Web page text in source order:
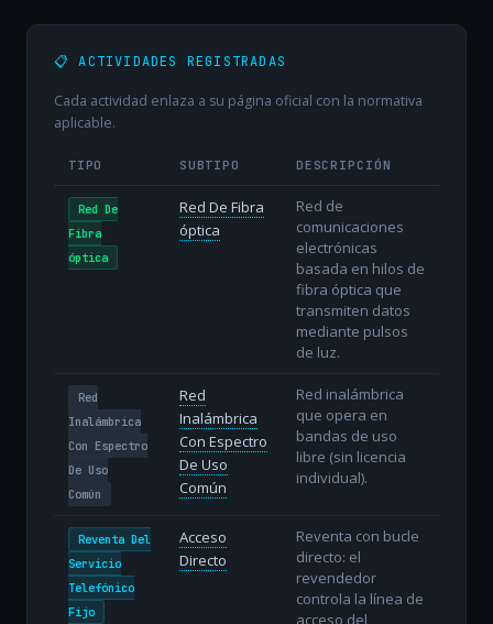
📋 ACTIVIDADES REGISTRADAS
Cada actividad enlaza a su página oficial con la normativa
aplicable.
TIPO SUBTIPO DESCRIPCIÓN
Red De
Fibra
óptica
Red De Fibra
óptica
Red de
comunicaciones
electrónicas
basada en hilos de
fibra óptica que
transmiten datos
mediante pulsos
de luz.
Red
Inalámbrica
Con Espectro
De Uso
Común
Red
Inalámbrica
Con Espectro
De Uso
Común
Red inalámbrica
que opera en
bandas de uso
libre (sin licencia
individual).
Reventa Del
Servicio
Telefónico
Fijo
Acceso
Directo
Reventa con bucle
directo: el
revendedor
controla la línea de
acceso del